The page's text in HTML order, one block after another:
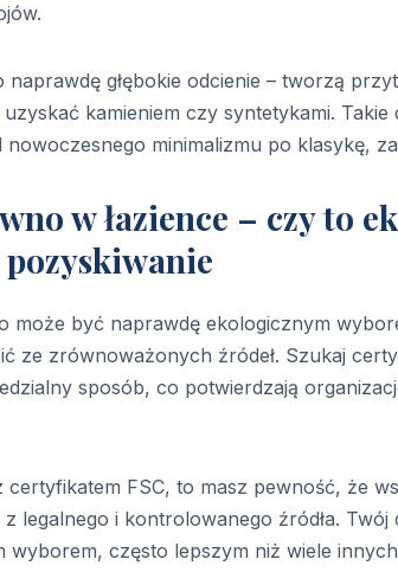
głębokie odcienie – tworzą
kamieniem czy syntetykami. Takie
minimalizmu po klasykę,
w łazience – czy to
może być naprawdę ekologicznym
ze zrównoważonych źródeł. Szukaj
sposób, co potwierdzają
FSC, to masz pewność, że
z legalnego i kontrolowanego źródła.
wyborem, często lepszym niż wiele